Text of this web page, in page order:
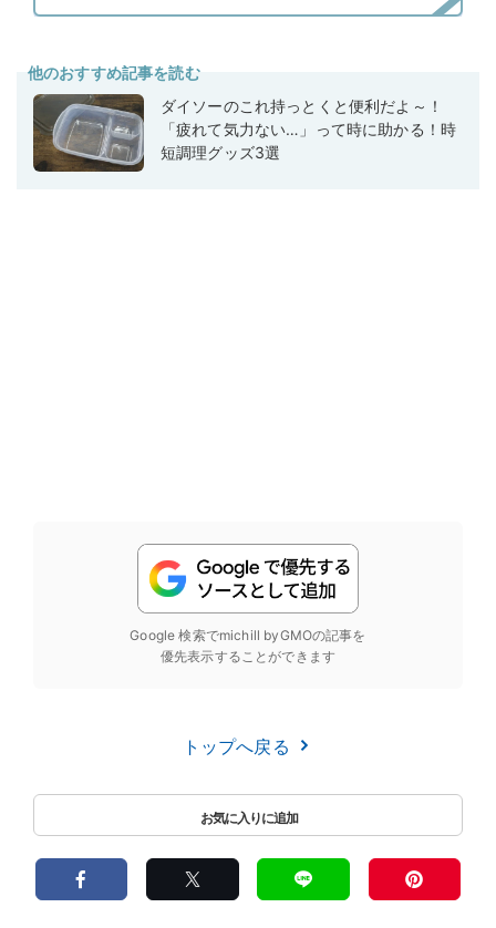
他のおすすめ記事を読む
ダイソーのこれ持っとくと便利だよ～！
「疲れて気力ない…」って時に助かる！時
短調理グッズ3選
Google 検索でmichill byGMOの記事を
優先表示することができます
トップへ戻る